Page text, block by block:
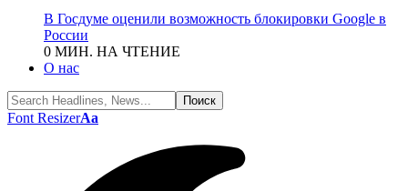
В Госдуме оценили возможность блокировки Google в
России
0 МИН. НА ЧТЕНИЕ
О нас
Font ResizerAa